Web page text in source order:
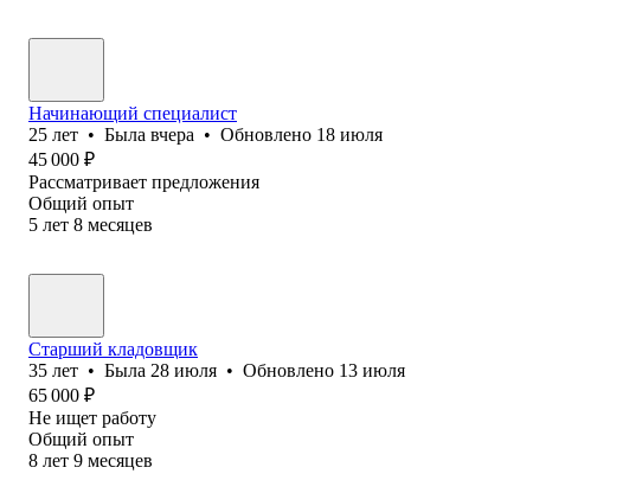
Начинающий специалист
25 лет • Была вчера • Обновлено 18 июля
45 000 ₽
Рассматривает предложения
Общий опыт
5 лет 8 месяцев
Старший кладовщик
35 лет • Была 28 июля • Обновлено 13 июля
65 000 ₽
Не ищет работу
Общий опыт
8 лет 9 месяцев